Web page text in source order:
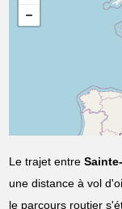
Le trajet entre
une distance à vol
le parcours routier